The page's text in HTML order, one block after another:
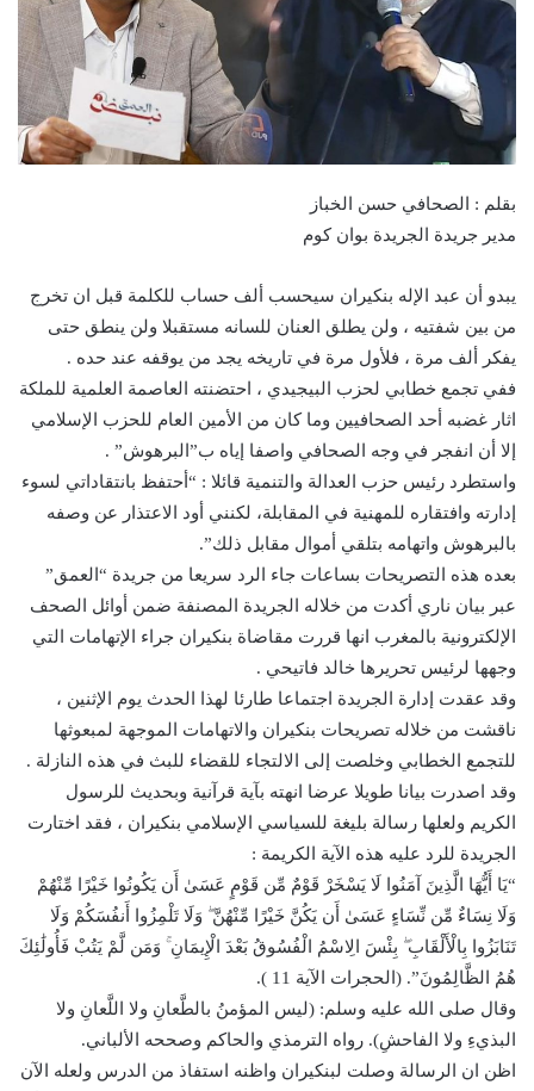
بقلم : الصحافي حسن الخباز
مدير جريدة الجريدة بوان كوم
يبدو أن عبد الإله بنكيران سيحسب ألف حساب للكلمة قبل ان تخرج
من بين شفتيه ، ولن يطلق العنان للسانه مستقبلا ولن ينطق حتى
يفكر ألف مرة ، فلأول مرة في تاريخه يجد من يوقفه عند حده .
ففي تجمع خطابي لحزب البيجيدي ، احتضنته العاصمة العلمية للملكة
اثار غضبه أحد الصحافيين وما كان من الأمين العام للحزب الإسلامي
إلا أن انفجر في وجه الصحافي واصفا إياه ب”البرهوش” .
واستطرد رئيس حزب العدالة والتنمية قائلا : “أحتفظ بانتقاداتي لسوء
إدارته وافتقاره للمهنية في المقابلة، لكنني أود الاعتذار عن وصفه
بالبرهوش واتهامه بتلقي أموال مقابل ذلك”.
بعده هذه التصريحات بساعات جاء الرد سريعا من جريدة “العمق”
عبر بيان ناري أكدت من خلاله الجريدة المصنفة ضمن أوائل الصحف
الإلكترونية بالمغرب انها قررت مقاضاة بنكيران جراء الإتهامات التي
وجهها لرئيس تحريرها خالد فاتيحي .
وقد عقدت إدارة الجريدة اجتماعا طارئا لهذا الحدث يوم الإثنين ،
ناقشت من خلاله تصريحات بنكيران والاتهامات الموجهة لمبعوثها
للتجمع الخطابي وخلصت إلى الالتجاء للقضاء للبث في هذه النازلة .
وقد اصدرت بيانا طويلا عرضا انهته بآية قرآنية وبحديث للرسول
الكريم ولعلها رسالة بليغة للسياسي الإسلامي بنكيران ، فقد اختارت
الجريدة للرد عليه هذه الآية الكريمة :
“يَا أَيُّهَا الَّذِينَ آمَنُوا لَا يَسْخَرْ قَوْمٌ مِّن قَوْمٍ عَسَىٰ أَن يَكُونُوا خَيْرًا مِّنْهُمْ
وَلَا نِسَاءٌ مِّن نِّسَاءٍ عَسَىٰ أَن يَكُنَّ خَيْرًا مِّنْهُنَّ ۖ وَلَا تَلْمِزُوا أَنفُسَكُمْ وَلَا
تَنَابَزُوا بِالْأَلْقَابِ ۖ بِئْسَ الِاسْمُ الْفُسُوقُ بَعْدَ الْإِيمَانِ ۚ وَمَن لَّمْ يَتُبْ فَأُولَٰئِكَ
هُمُ الظَّالِمُونَ”. (الحجرات الآية 11 ).
وقال صلى الله عليه وسلم: (ليس المؤمنُ بالطَّعانِ ولا اللَّعانِ ولا
البذيءِ ولا الفاحشِ). رواه الترمذي والحاكم وصححه الألباني.
اظن ان الرسالة وصلت لبنكيران واظنه استفاذ من الدرس ولعله الآن